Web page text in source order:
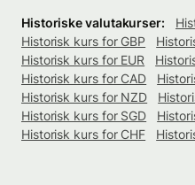
Historiske valutakurser:
Historisk kurs for GBP
Historisk kurs for EUR
Historisk kurs for CAD
Historisk kurs for NZD
Historisk kurs for SGD
Historisk kurs for CHF